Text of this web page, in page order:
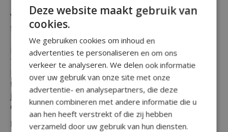
Vier je verjaardag of themafeest met deze '' 6 party
feest hoedjes Thomas de trein '' !
Deze vrolijke feesthoedjes zijn geschikt voor elk
Thomas de Trein liefhebber.
En passen perfect bij het vieren van een verjaardag of
thema met thomas de trein en zijn vrienden wanneer
je daar vriendjes of vriendinnetjes bij wil uitnodigen
en ook zo'n feestelijk part hoed bij wil delen!
De feesthoedjes zijn verpakt per 6 stuks.
Deze website maakt gebruik van
cookies.
We gebruiken cookies om inhoud en
advertenties te personaliseren en om ons
verkeer te analyseren. We delen ook informatie
over uw gebruik van onze site met onze
advertentie- en analysepartners, die deze
kunnen combineren met andere informatie die u
aan hen heeft verstrekt of die zij hebben
verzameld door uw gebruik van hun diensten.